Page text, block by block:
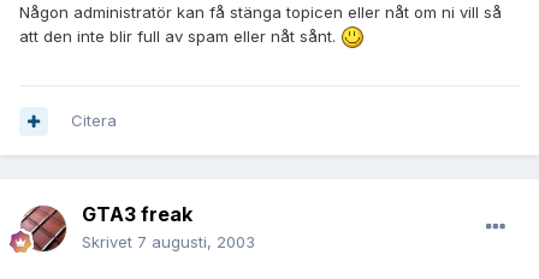
Någon administratör kan få stänga topicen eller nåt om ni vill så
att den inte blir full av spam eller nåt sånt.
Citera
GTA3 freak
Skrivet 7 augusti, 2003